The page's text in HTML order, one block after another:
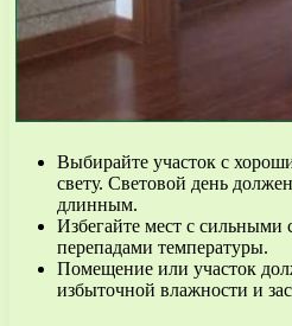
Выбирайте участок с
свету. Световой день
длинным.
Избегайте мест с сильными
перепадами температуры.
Помещение или участок
избыточной влажности и